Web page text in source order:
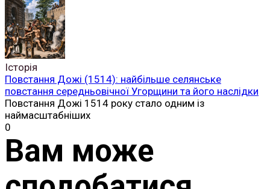
Історія
Повстання Дожі (1514): найбільше селянське
повстання середньовічної Угорщини та його наслідки
Повстання Дожі 1514 року стало одним із
наймасштабніших
0
Вам може